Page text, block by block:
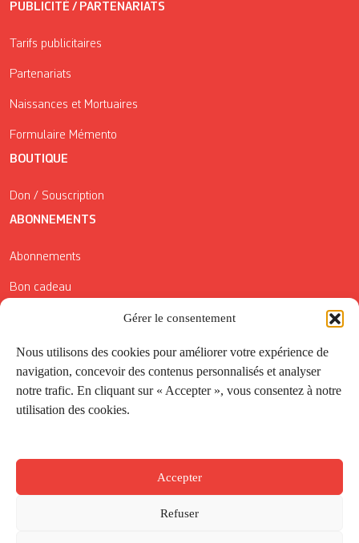
Gérer le consentement
Nous utilisons des cookies pour améliorer votre expérience de
navigation, concevoir des contenus personnalisés et analyser
notre trafic. En cliquant sur « Accepter », vous consentez à notre
utilisation des cookies.
Accepter
Refuser
PUBLICITÉ / PARTENARIATS
Tarifs publicitaires
Partenariats
Naissances et Mortuaires
Formulaire Mémento
BOUTIQUE
Don / Souscription
ABONNEMENTS
Abonnements
Bon cadeau
Conditions générales de vente
Réductions de la Carte Côté Courrier
Application